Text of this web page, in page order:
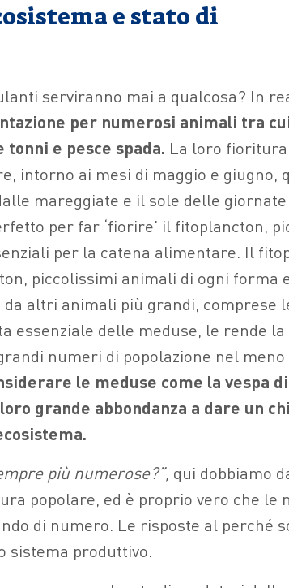
e stato di
serviranno mai a qualcosa? In
per numerosi animali tra
e pesce spada. La loro fioritura
intorno ai mesi di maggio e giugno,
mareggiate e il sole delle giornate
per far ‘fiorire’ il fitoplancton,
per la catena alimentare. Il
piccolissimi animali di ogni forma
altri animali più grandi, comprese
essenziale delle meduse, le rende
numeri di popolazione nel meno
le meduse come la vespa
grande abbondanza a dare un
più numerose?”, qui dobbiamo
popolare, ed è proprio vero che le
di numero. Le risposte al perché
sistema produttivo.